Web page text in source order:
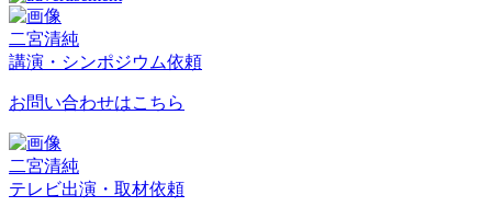
二宮清純
講演・シンポジウム依頼
お問い合わせはこちら
二宮清純
テレビ出演・取材依頼